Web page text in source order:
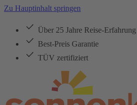
Zu Hauptinhalt springen
Über 25 Jahre Reise-Erfahrung
Best-Preis Garantie
TÜV zertifiziert